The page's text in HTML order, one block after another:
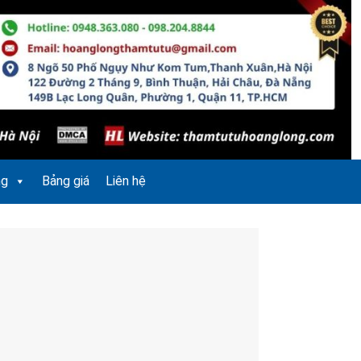
Bảng giá Liên hệ